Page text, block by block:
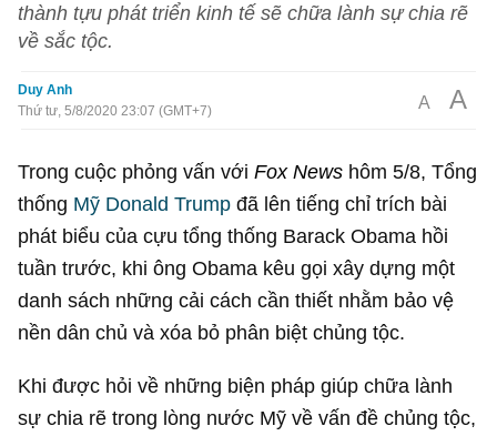
thành tựu phát triển kinh tế sẽ chữa lành sự chia rẽ
về sắc tộc.
Duy Anh
Thứ tư, 5/8/2020 23:07 (GMT+7)
A A
Trong cuộc phỏng vấn vớiFox News hôm 5/8, Tổng
thống Mỹ Donald Trump đã lên tiếng chỉ trích bài
phát biểu của cựu tổng thống Barack Obama hồi
tuần trước, khi ông Obama kêu gọi xây dựng một
danh sách những cải cách cần thiết nhằm bảo vệ
nền dân chủ và xóa bỏ phân biệt chủng tộc.
Khi được hỏi về những biện pháp giúp chữa lành
sự chia rẽ trong lòng nước Mỹ về vấn đề chủng tộc,